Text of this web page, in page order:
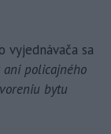
sa
ani policajného
bytu